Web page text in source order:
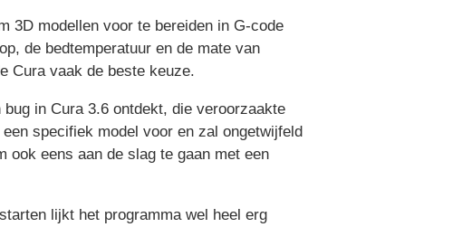
3D modellen voor te bereiden in G-code
de bedtemperatuur en de mate van
Cura vaak de beste keuze.
in Cura 3.6 ontdekt, die veroorzaakte
specifiek model voor en zal ongetwijfeld
ook eens aan de slag te gaan met een
lijkt het programma wel heel erg